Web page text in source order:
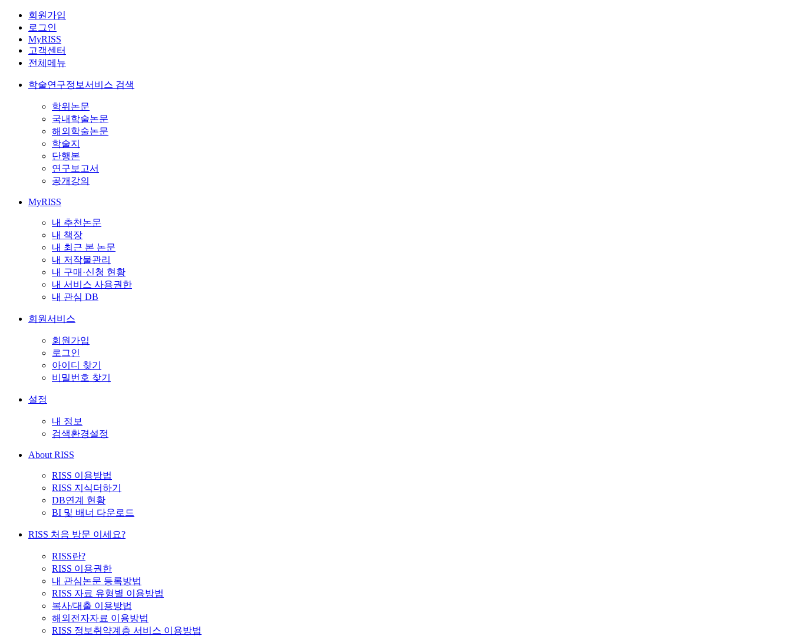
회원가입
로그인
MyRISS
고객센터
전체메뉴
학술연구정보서비스 검색
학위논문
국내학술논문
해외학술논문
학술지
단행본
연구보고서
공개강의
MyRISS
내 추천논문
내 책장
내 최근 본 논문
내 저작물관리
내 구매·신청 현황
내 서비스 사용권한
내 관심 DB
회원서비스
회원가입
로그인
아이디 찾기
비밀번호 찾기
설정
내 정보
검색환경설정
About RISS
RISS 이용방법
RISS 지식더하기
DB연계 현황
BI 및 배너 다운로드
RISS 처음 방문 이세요?
RISS란?
RISS 이용권한
내 관심논문 등록방법
RISS 자료 유형별 이용방법
복사/대출 이용방법
해외전자자료 이용방법
RISS 정보취약계층 서비스 이용방법